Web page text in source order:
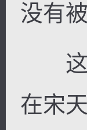
没有
这些
在宋